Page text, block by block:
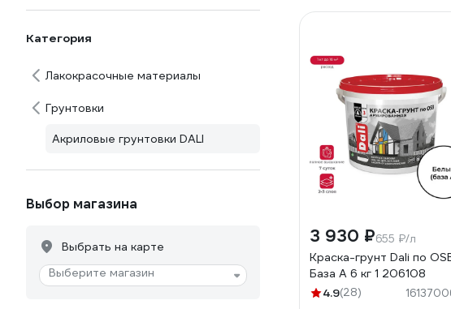
Категория
Лакокрасочные материалы
Грунтовки
Акриловые грунтовки DALI
Выбор магазина
Выбрать на карте
Выберите магазин
3 930 ₽655 ₽/л
Краска-грунт Dali по
База А 6 кг 1 206108
4.9(28)